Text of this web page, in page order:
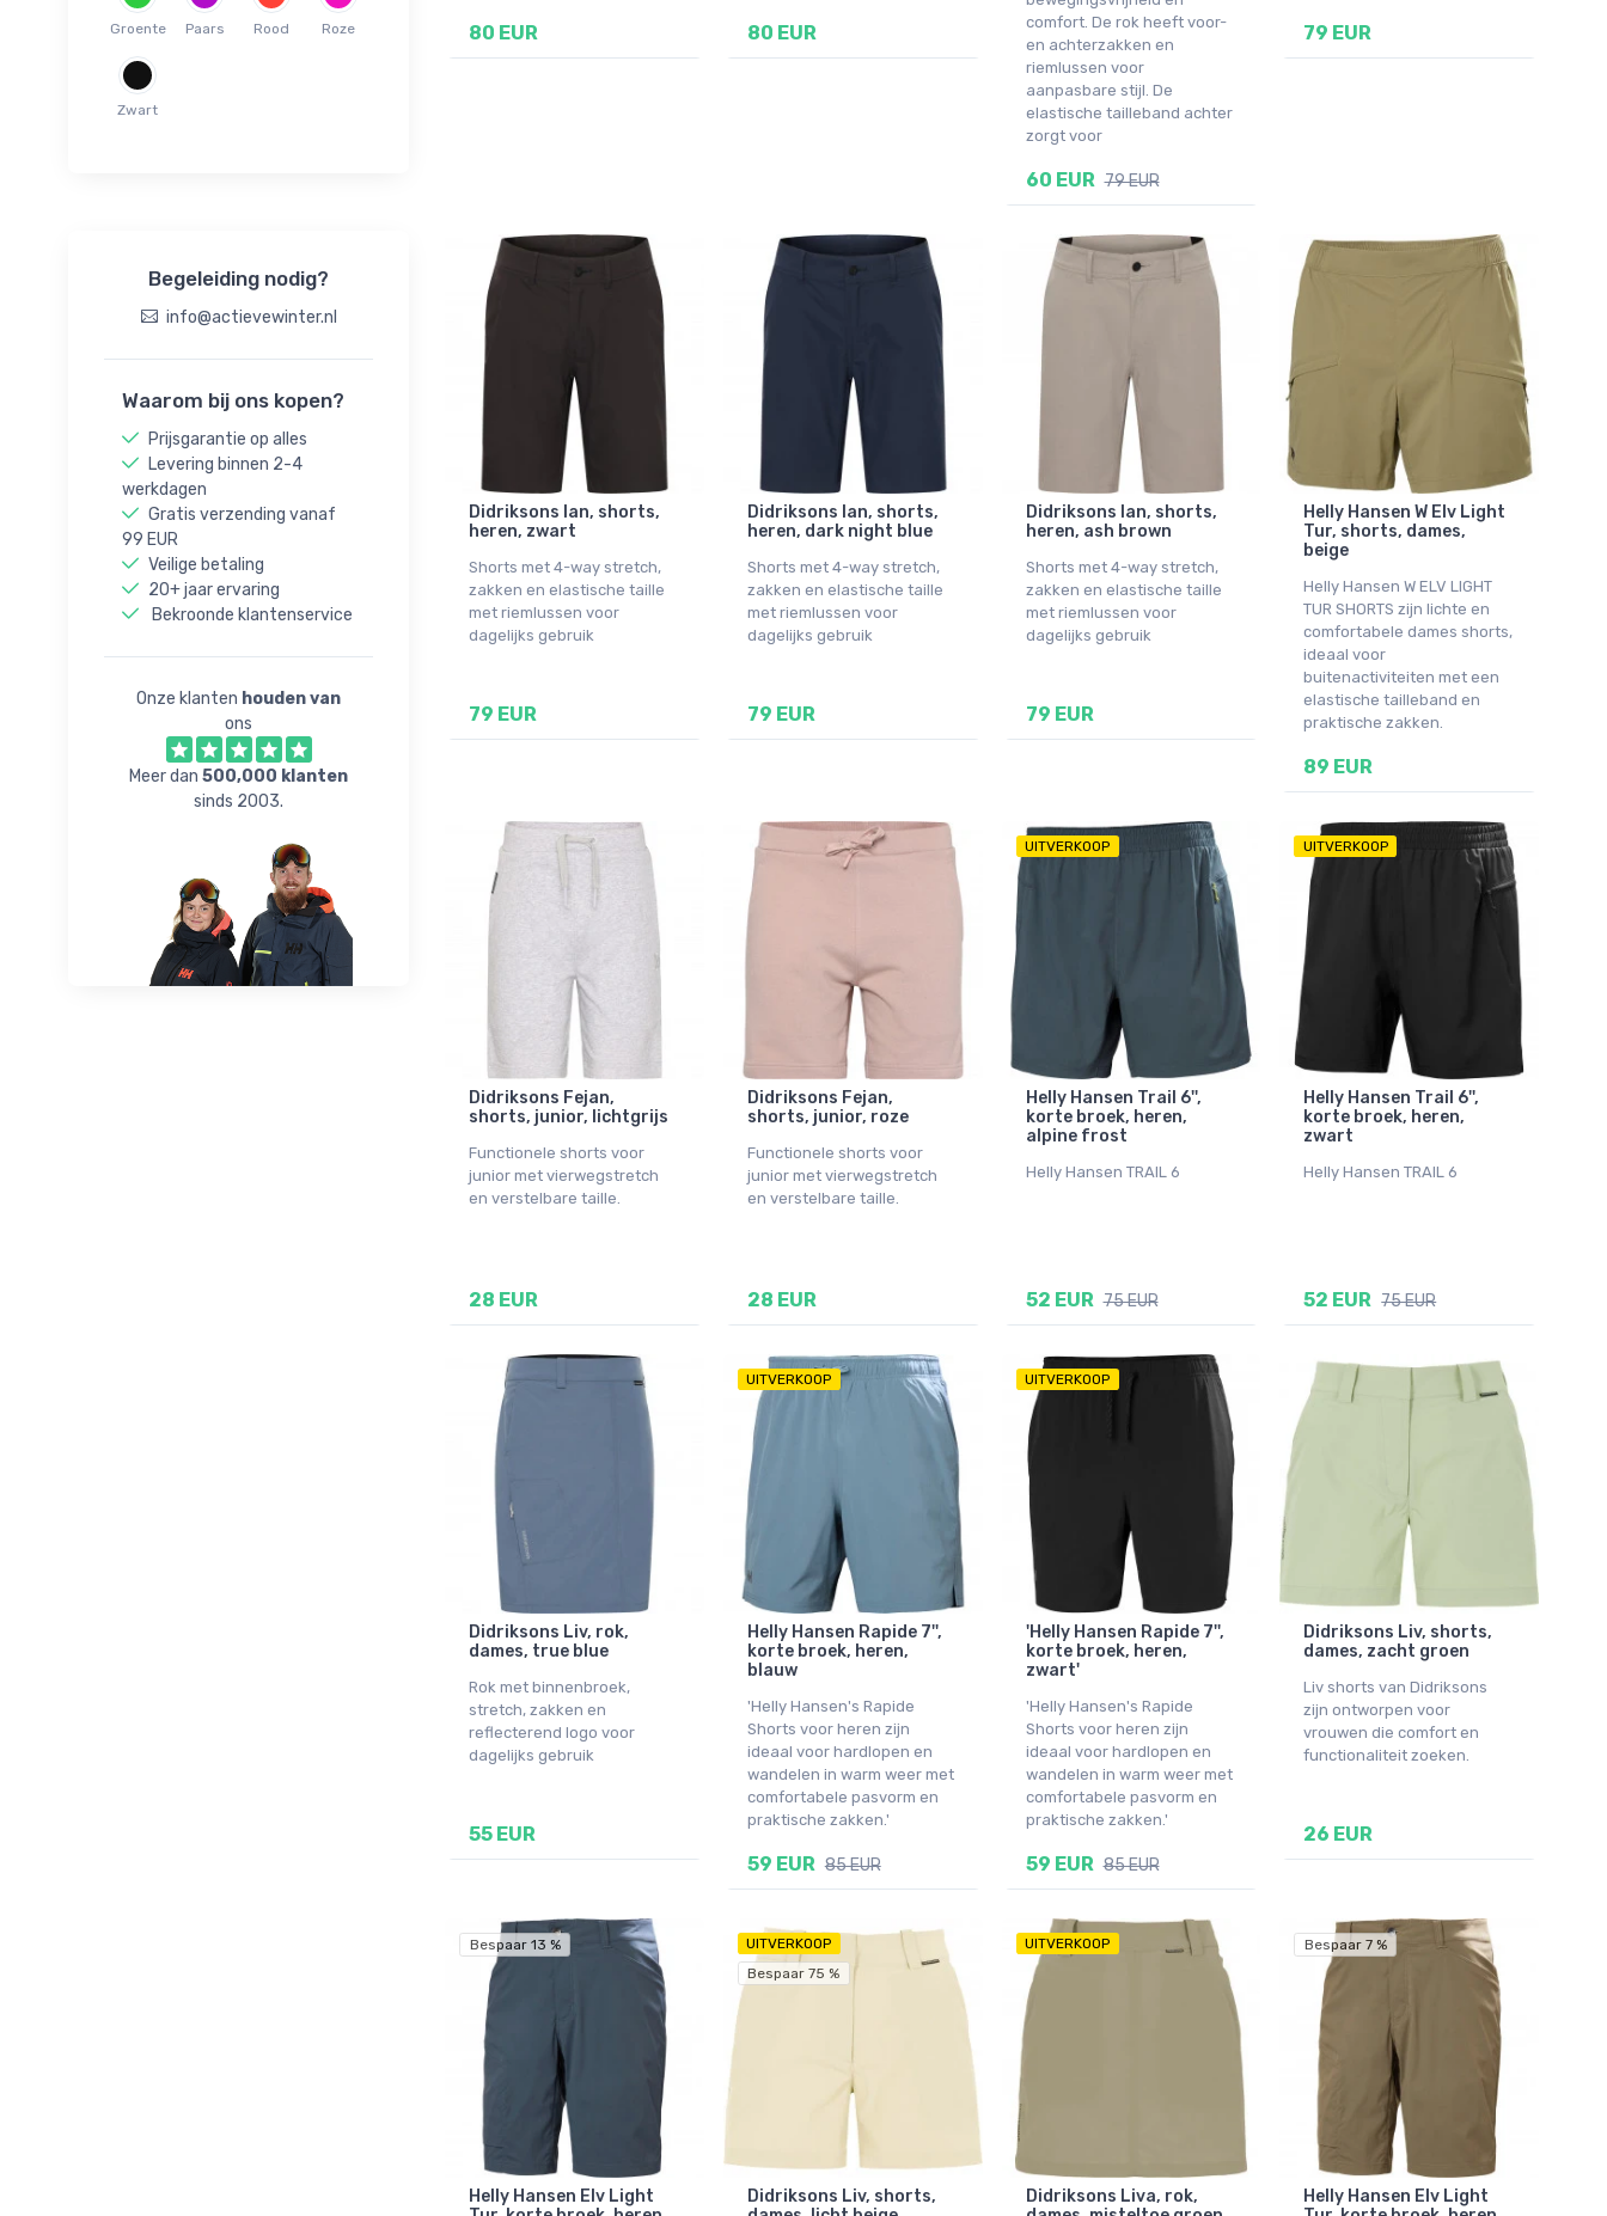
40(L)
44(XXL)
46(3XL)
XL(54)
XXL(56)
140
150
160
30
32
36
38
Groente Paars Rood Roze
Zwart
Begeleiding nodig?
info@actievewinter.nl
Waarom bij ons kopen?
Prijsgarantie op alles
Levering binnen 2-4
werkdagen
Gratis verzending vanaf
99 EUR
Veilige betaling
20+ jaar ervaring
Bekroonde klantenservice
Onze klanten houden van
ons
Meer dan 500,000 klanten
sinds 2003.
80 EUR 80 EUR
comfort. De rok heeft voor-
en achterzakken en
riemlussen voor
aanpasbare stijl. De
elastische tailleband achter
zorgt voor
60 EUR 79 EUR
79 EUR
Didriksons Ian, shorts,
heren, zwart
Shorts met 4-way stretch,
zakken en elastische taille
met riemlussen voor
dagelijks gebruik
79 EUR
Didriksons Ian, shorts,
heren, dark night blue
Shorts met 4-way stretch,
zakken en elastische taille
met riemlussen voor
dagelijks gebruik
79 EUR
Didriksons Ian, shorts,
heren, ash brown
Shorts met 4-way stretch,
zakken en elastische taille
met riemlussen voor
dagelijks gebruik
79 EUR
Helly Hansen W Elv Light
Tur, shorts, dames,
beige
Helly Hansen W ELV LIGHT
TUR SHORTS zijn lichte en
comfortabele dames shorts,
ideaal voor
buitenactiviteiten met een
elastische tailleband en
praktische zakken.
89 EUR
Didriksons Fejan,
shorts, junior, lichtgrijs
Functionele shorts voor
junior met vierwegstretch
en verstelbare taille.
28 EUR
Didriksons Fejan,
shorts, junior, roze
Functionele shorts voor
junior met vierwegstretch
en verstelbare taille.
28 EUR
UITVERKOOP
Helly Hansen Trail 6'',
korte broek, heren,
alpine frost
Helly Hansen TRAIL 6
52 EUR 75 EUR
UITVERKOOP
Helly Hansen Trail 6'',
korte broek, heren,
zwart
Helly Hansen TRAIL 6
52 EUR 75 EUR
Didriksons Liv, rok,
dames, true blue
Rok met binnenbroek,
stretch, zakken en
reflecterend logo voor
dagelijks gebruik
55 EUR
UITVERKOOP
Helly Hansen Rapide 7'',
korte broek, heren,
blauw
'Helly Hansen's Rapide
Shorts voor heren zijn
ideaal voor hardlopen en
wandelen in warm weer met
comfortabele pasvorm en
praktische zakken.'
59 EUR 85 EUR
UITVERKOOP
'Helly Hansen Rapide 7'',
korte broek, heren,
zwart'
'Helly Hansen's Rapide
Shorts voor heren zijn
ideaal voor hardlopen en
wandelen in warm weer met
comfortabele pasvorm en
praktische zakken.'
59 EUR 85 EUR
Didriksons Liv, shorts,
dames, zacht groen
Liv shorts van Didriksons
zijn ontworpen voor
vrouwen die comfort en
functionaliteit zoeken.
26 EUR
Bespaar 13 %
Helly Hansen Elv Light
UITVERKOOP
Bespaar 75 %
Didriksons Liv, shorts,
UITVERKOOP
Didriksons Liva, rok,
Bespaar 7 %
Helly Hansen Elv Light